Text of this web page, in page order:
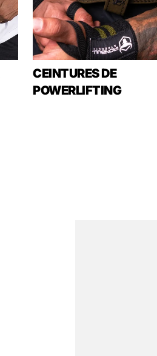
CEINTURES DE
POWERLIFTING